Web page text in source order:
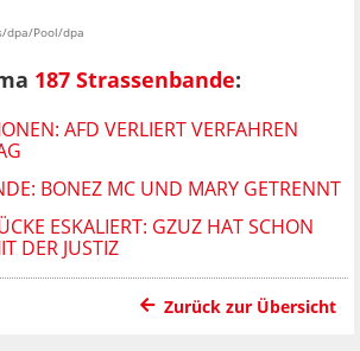
dpa/Pool/dpa
187 Strassenbande:
AFD VERLIERT VERFAHREN
BONEZ MC UND MARY GETRENNT
ESKALIERT: GZUZ HAT SCHON
DER JUSTIZ
Zurück zur Übersicht